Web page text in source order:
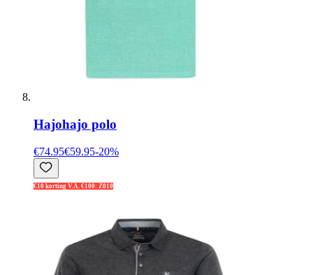
Hajohajo polo
€74.95€59.95-20%
€10 korting V.A. €100: Z010